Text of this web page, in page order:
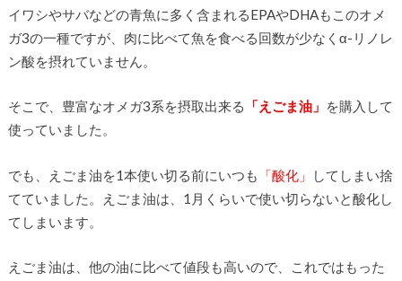
イワシやサバなどの青魚に多く含まれるEPAやDHAもこのオメ
ガ3の一種ですが、肉に比べて魚を食べる回数が少なくα-リノレ
ン酸を摂れていません。
そこで、豊富なオメガ3系を摂取出来る 「えごま油」 を購入して
使っていました。
でも、えごま油を1本使い切る前にいつも 「酸化」
してしまい捨
てていました。えごま油は、1月くらいで使い切らないと酸化し
てしまいます。
えごま油は、他の油に比べて値段も高いので、これではもった